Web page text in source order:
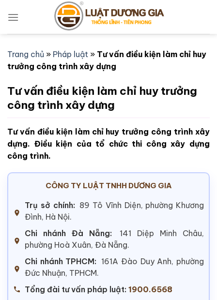
qua
Trang chủ » Pháp luật » Tư vấn điều kiện làm chỉ huy
trưởng công trình xây dựng
Tư vấn điều kiện làm chỉ huy trưởng
công trình xây dựng
Tư vấn điều kiện làm chỉ huy trưởng công trình xây
dựng. Điều kiện của tổ chức thi công xây dựng
công trình.
CÔNG TY LUẬT TNHH DƯƠNG GIA
Trụ sở chính: 89 Tô Vĩnh Diện, phường Khương
Đình, Hà Nội.
Chi nhánh Đà Nẵng:
141 Diệp Minh Châu,
phường Hoà Xuân, Đà Nẵng.
Chi nhánh TPHCM: 161A Đào Duy Anh, phường
Đức Nhuận, TPHCM.
Tổng đài tư vấn pháp luật: 1900.6568